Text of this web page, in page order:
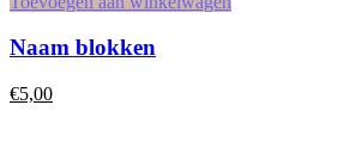
Naam blokken
€5,00